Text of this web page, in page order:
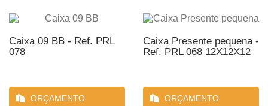
Caixa 09 BB - Ref. PRL
078
ORÇAMENTO
Caixa Presente pequena -
Ref. PRL 068 12X12X12
ORÇAMENTO